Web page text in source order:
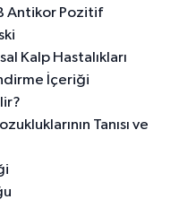
Antikor Pozitif
Kalp Hastalıkları
İçeriği
Tanısı ve